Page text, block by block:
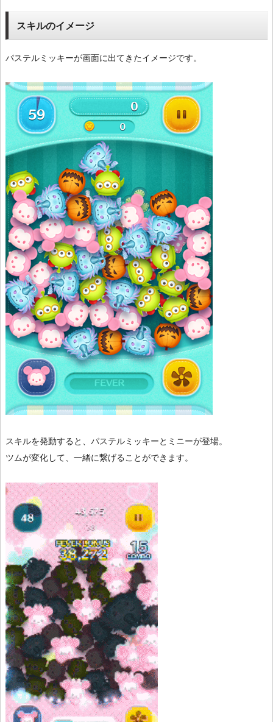
スキルのイメージ
パステルミッキーが画面に出てきたイメージです。
スキルを発動すると、パステルミッキーとミニーが登場。
ツムが変化して、一緒に繋げることができます。